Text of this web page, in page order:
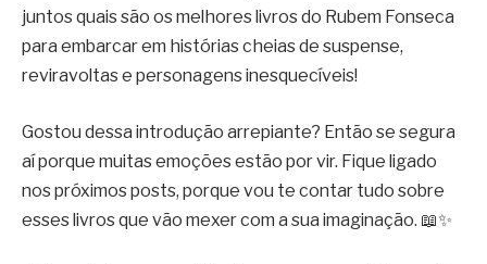
juntos quais são os melhores livros do Rubem Fonseca
para embarcar em histórias cheias de suspense,
reviravoltas e personagens inesquecíveis!
Gostou dessa introdução arrepiante? Então se segura
aí porque muitas emoções estão por vir. Fique ligado
nos próximos posts, porque vou te contar tudo sobre
esses livros que vão mexer com a sua imaginação. 📖✨